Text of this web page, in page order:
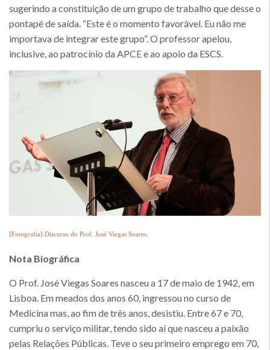
sugerindo a constituição de um grupo de trabalho que desse o
pontapé de saída. “Este é o momento favorável. Eu não me
importava de integrar este grupo”. O professor apelou,
inclusive, ao patrocínio da APCE e ao apoio da ESCS.
[Fotografia] Discurso do Prof. José Viegas Soares.
Nota Biográfica
O Prof. José Viegas Soares nasceu a 17 de maio de 1942, em
Lisboa. Em meados dos anos 60, ingressou no curso de
Medicina mas, ao fim de três anos, desistiu. Entre 67 e 70,
cumpriu o serviço militar, tendo sido aí que nasceu a paixão
pelas Relações Públicas. Teve o seu primeiro emprego em 70,